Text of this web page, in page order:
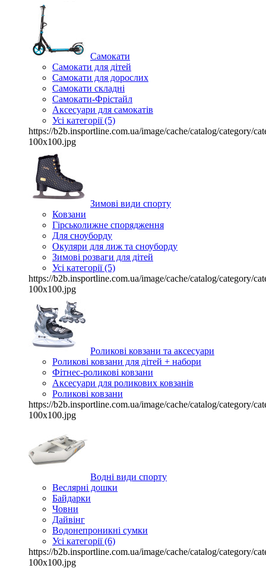
Самокати
Самокати для дітей
Самокати для дорослих
Самокати складні
Самокати-Фрістайл
Аксесуари для самокатів
Усі категорії (5)
https://b2b.insportline.com.ua/image/cache/catalog/category/
100x100.jpg
Зимові види спорту
Ковзани
Гірськолижне спорядження
Для сноуборду
Окуляри для лиж та сноуборду
Зимові розваги для дітей
Усі категорії (5)
https://b2b.insportline.com.ua/image/cache/catalog/category/
100x100.jpg
Роликові ковзани та аксесуари
Роликові ковзани для дітей + набори
Фітнес-роликові ковзани
Аксесуари для роликових ковзанів
Роликові ковзани
https://b2b.insportline.com.ua/image/cache/catalog/category/
100x100.jpg
Водні види спорту
Веслярні дошки
Байдарки
Човни
Дайвінг
Водонепроникні сумки
Усі категорії (6)
https://b2b.insportline.com.ua/image/cache/catalog/category/
100x100.jpg